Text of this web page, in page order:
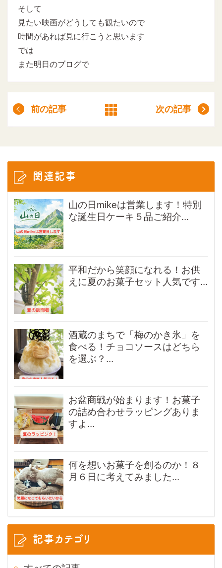
そして
見たい映画がどうしても観たいので
時間があれば見に行こうと思います
では
また明日のブログで
前の記事 次の記事
関連記事
山の日mikeは営業します！特別
な誕生日ケーキ５品ご紹介...
平和だから笑顔になれる！お供
えに夏のお菓子セット人気です...
酒蔵のまちで「梅のかき氷」を
食べる！チョコソースはどちら
を選ぶ？...
お盆商戦が始まります！お菓子
の詰め合わせラッピングありま
すよ...
何を想いお菓子を創るのか！８
月６日に考えてみました...
記事カテゴリ